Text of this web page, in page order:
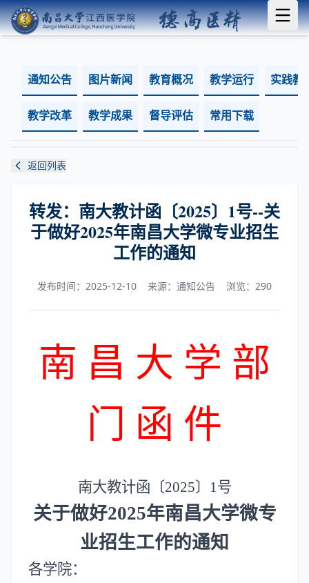
通知公告 图片新闻 教育概况 教学运行 实践教
教学改革 教学成果 督导评估 常用下载
返回列表
转发：南大教计函〔2025〕1号--关
于做好2025年南昌大学微专业招生
工作的通知
发布时间：2025-12-10 来源：通知公告 浏览： 290
南 昌 大 学 部
门 函 件
南大教计函 〔2025〕 1号
关于做好2025年南昌大学微专
业招生工作的通知
各学院：